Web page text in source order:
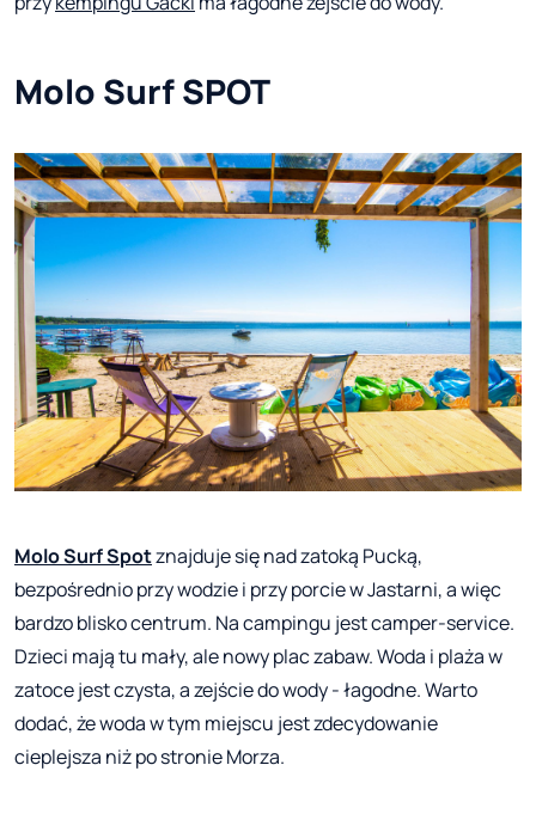
Molo Surf SPOT
Molo Surf Spotznajduje się nad zatoką Pucką,
bezpośrednio przy wodzie i przy porcie w Jastarni, a więc
bardzo blisko centrum. Na campingu jest camper-service.
Dzieci mają tu mały, ale nowy plac zabaw. Woda i plaża w
zatoce jest czysta, a zejście do wody - łagodne. Warto
dodać, że woda w tym miejscu jest zdecydowanie
cieplejsza niż po stronie Morza.